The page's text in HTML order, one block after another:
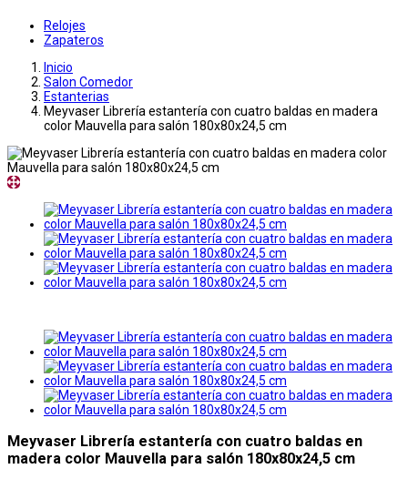
Relojes
Zapateros
Inicio
Salon Comedor
Estanterias
Meyvaser Librería estantería con cuatro baldas en madera
color Mauvella para salón 180x80x24,5 cm
Meyvaser Librería estantería con cuatro baldas en
madera color Mauvella para salón 180x80x24,5 cm